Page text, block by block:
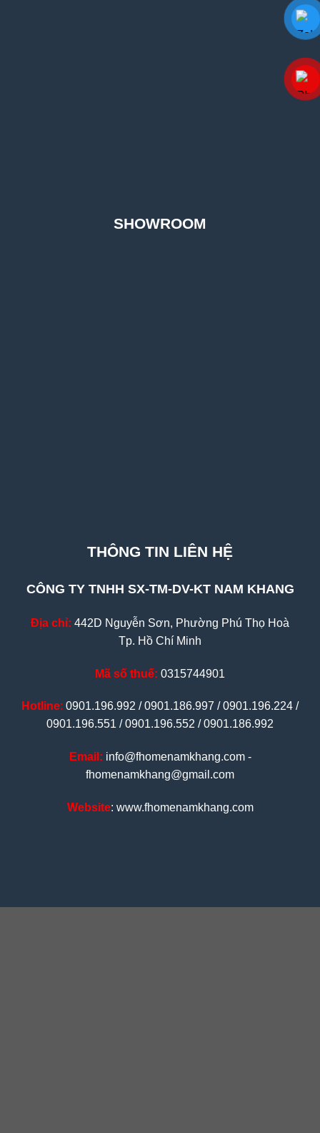
SHOWROOM
THÔNG TIN LIÊN HỆ
CÔNG TY TNHH SX-TM-DV-KT NAM KHANG
Địa chỉ: 442D Nguyễn Sơn, Phường Phú Thọ Hoà
Tp. Hồ Chí Minh
Mã số thuế: 0315744901
Hotline: 0901.196.992 / 0901.186.997 / 0901.196.224 /
0901.196.551 / 0901.196.552 / 0901.186.992
Email: info@fhomenamkhang.com -
fhomenamkhang@gmail.com
Website: www.fhomenamkhang.com